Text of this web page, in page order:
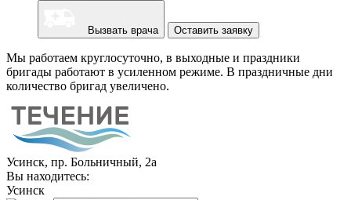
Вызвать врача Оставить заявку
Мы работаем круглосуточно, в выходные и праздники
бригады работают в усиленном режиме. В праздничные дни
количество бригад увеличено.
Усинск, пр. Больничный, 2а
Вы находитесь:
Усинск